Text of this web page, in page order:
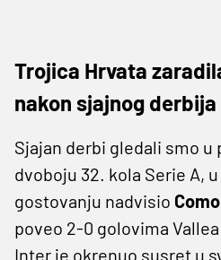
Trojica Hrvata
nakon sjajnog derbija
Sjajan derbi gledali smo
dvoboju 32. kola Serie A,
gostovanju nadvisio Como
poveo 2-0 golovima Vallea
Inter je okrenuo susret u